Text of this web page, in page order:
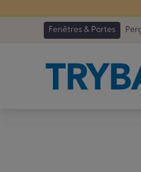
Fenêtres & Portes